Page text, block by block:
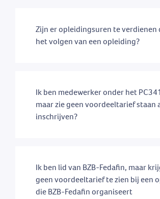
Zijn er opleidingsuren te verdienen
het volgen van een opleiding?
Ik ben medewerker onder het
maar zie geen voordeeltarief staan
inschrijven?
Ik ben lid van BZB-Fedafin, maar
geen voordeeltarief te zien bij een
die BZB-Fedafin organiseert